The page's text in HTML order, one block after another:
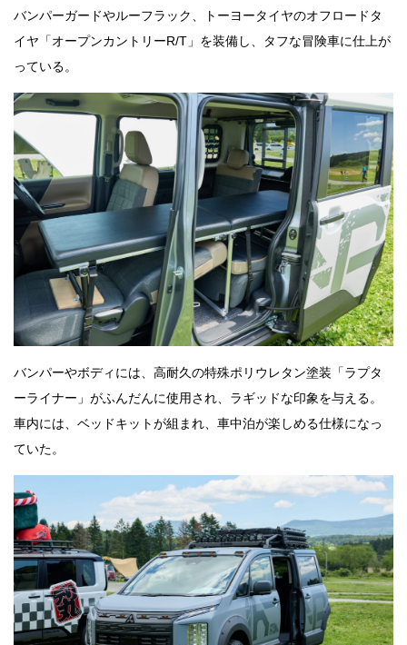
バンパーガードやルーフラック、トーヨータイヤのオフロードタ
イヤ「オープンカントリーR/T」を装備し、タフな冒険車に仕上が
っている。
バンパーやボディには、高耐久の特殊ポリウレタン塗装「ラプタ
ーライナー」がふんだんに使用され、ラギッドな印象を与える。
車内には、ベッドキットが組まれ、車中泊が楽しめる仕様になっ
ていた。